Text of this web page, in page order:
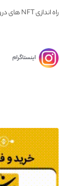
چیلز شد
راه اندازی NFT های درون بازی و گسترش سریع اکوسیستم،...
اینستاگرام